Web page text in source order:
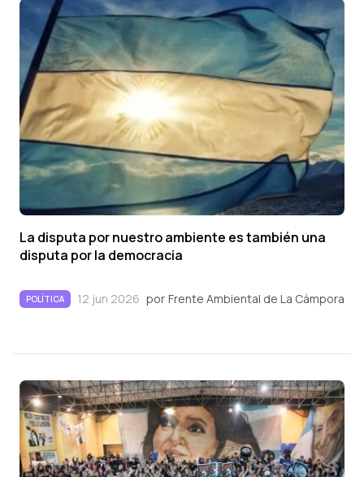
La disputa por nuestro ambiente es también una
disputa por la democracia
POLÍTICA 12 jun 2026 por Frente Ambiental de La Cámpora